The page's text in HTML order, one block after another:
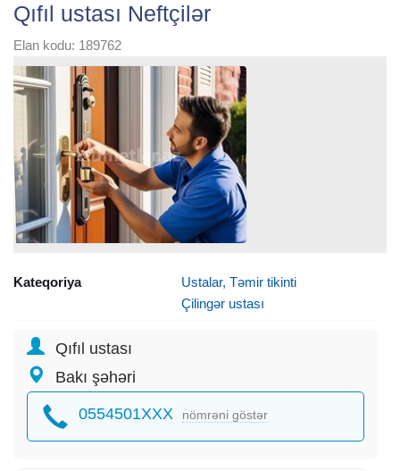
Qıfıl ustası Neftçilər
Elan kodu: 189762
Kateqoriya
Ustalar, Təmir tikinti
Çilingər ustası
Qıfıl ustası
Bakı şəhəri
0554501XXX nömrəni göstər